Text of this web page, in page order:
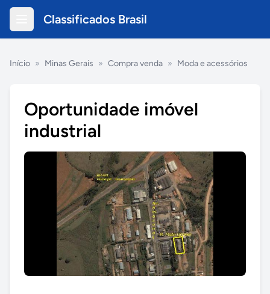
Classificados Brasil
Início » Minas Gerais » Compra venda » Moda e acessórios
Oportunidade imóvel
industrial